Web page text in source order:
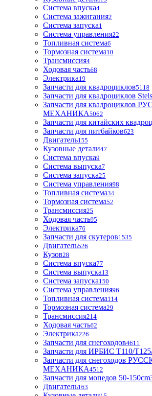
Система впуска4
Система зажигания2
Система запуска1
Система управления22
Топливная система6
Тормозная система10
Трансмиссия4
Ходовая часть68
Электрика19
Запчасти для квадроциклов5118
Запчасти для квадроциклов Stels
Запчасти для квадроциклов
МЕХАНИКА5062
Запчасти для китайских
Запчасти для питбайков623
Двигатель155
Кузовные детали47
Система впуска9
Система выпуска7
Система запуска25
Система управления98
Топливная система34
Тормозная система52
Трансмиссия25
Ходовая часть95
Электрика76
Запчасти для скутеров1535
Двигатель526
Кузов28
Система впуска77
Система выпуска13
Система запуска150
Система управления96
Топливная система114
Тормозная система29
Трансмиссия214
Ходовая часть62
Электрика226
Запчасти для снегоходов4611
Запчасти для ИРБИС T110/
Запчасти для снегоходов
МЕХАНИКА4512
Запчасти для мопедов 50-
Двигатель163